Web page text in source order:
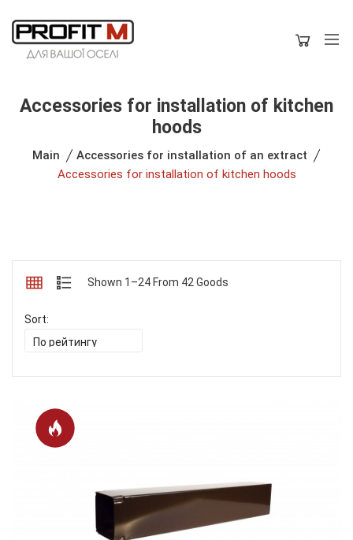
Accessories for installation of kitchen
hoods
Main
Accessories for installation of an extract
Accessories for installation of kitchen hoods
Shown 1–24 From 42 Goods
Sort: